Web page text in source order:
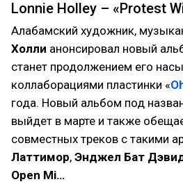
Lonnie Holley – «Protest
Алабамский художник,
Холли анонсировал новый
станет продолжением его
коллаборациями пластинки «
года. Новый альбом под
выйдет в марте и также
совместных треков с такими
Латтимор, Энджел Бат
Open Mi…